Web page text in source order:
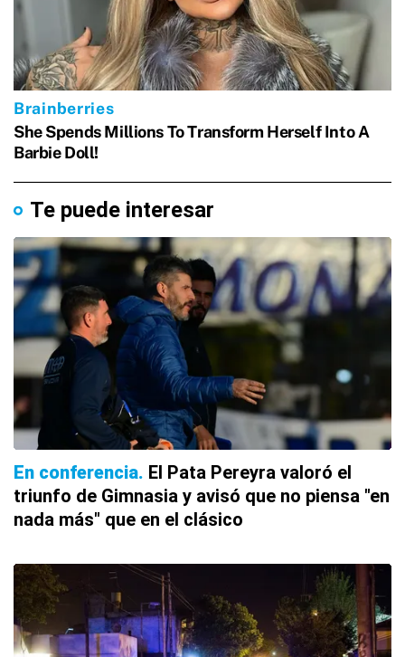
Te puede interesar
En conferencia El Pata Pereyra valoró el
triunfo de Gimnasia y avisó que no piensa "en
nada más" que en el clásico